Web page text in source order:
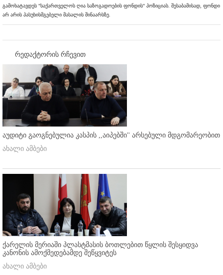
გამოხატავდეს "საქართველოს ღია საზოგადოების ფონდის" პოზიციას. შესაბამისად, ფონდი
არ არის პასუხისმგებელი მასალის შინაარსზე.
რედაქტორის რჩევით
აუდიტი გაოგნებულია კასპის ,,აიპებში'' არსებული მდგომარეობით
ახალი ამბები
ქარელის მერიაში პლასტმასის ბოთლებით წყლის შესყიდვა
კანონის ამოქმედებამდე შეწყვიტეს
ახალი ამბები